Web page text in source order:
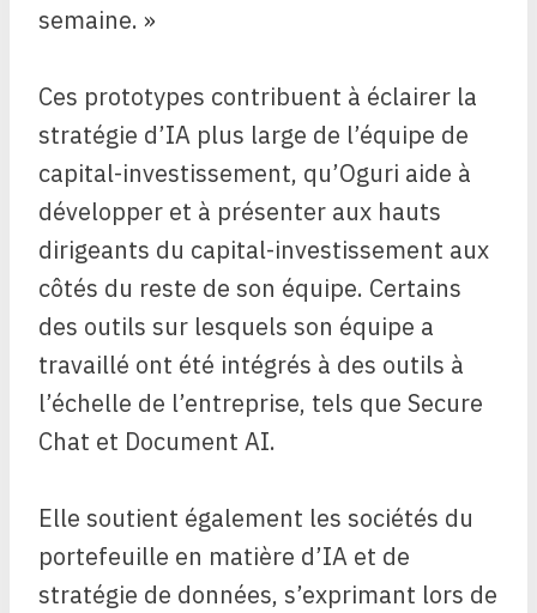
semaine. »
Ces prototypes contribuent à éclairer la
stratégie d’IA plus large de l’équipe de
capital-investissement, qu’Oguri aide à
développer et à présenter aux hauts
dirigeants du capital-investissement aux
côtés du reste de son équipe. Certains
des outils sur lesquels son équipe a
travaillé ont été intégrés à des outils à
l’échelle de l’entreprise, tels que Secure
Chat et Document AI.
Elle soutient également les sociétés du
portefeuille en matière d’IA et de
stratégie de données, s’exprimant lors de